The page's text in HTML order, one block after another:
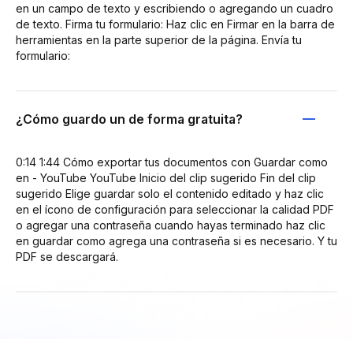
en un campo de texto y escribiendo o agregando un cuadro
de texto. Firma tu formulario: Haz clic en Firmar en la barra de
herramientas en la parte superior de la página. Envía tu
formulario:
¿Cómo guardo un de forma gratuita?
0:14 1:44 Cómo exportar tus documentos con Guardar como
en - YouTube YouTube Inicio del clip sugerido Fin del clip
sugerido Elige guardar solo el contenido editado y haz clic
en el ícono de configuración para seleccionar la calidad PDF
o agregar una contraseña cuando hayas terminado haz clic
en guardar como agrega una contraseña si es necesario. Y tu
PDF se descargará.